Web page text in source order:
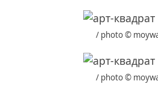
/ photo ©
/ photo ©